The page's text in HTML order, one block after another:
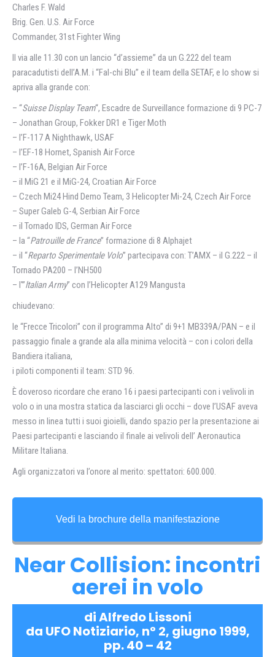
Charles F. Wald
Brig. Gen. U.S. Air Force
Commander, 31st Fighter Wing
Il via alle 11.30 con un lancio “d’assieme” da un G.222 del team
paracadutisti dell’A.M. i “Fal-chi Blu” e il team della SETAF, e lo show si
apriva alla grande con:
– “Suisse Display Team“, Escadre de Surveillance formazione di 9 PC-7
– Jonathan Group, Fokker DR1 e Tiger Moth
– l’F-117 A Nighthawk, USAF
– l’EF-18 Hornet, Spanish Air Force
– l’F-16A, Belgian Air Force
– il MiG 21 e il MiG-24, Croatian Air Force
– Czech Mi24 Hind Demo Team, 3 Helicopter Mi-24, Czech Air Force
– Super Galeb G-4, Serbian Air Force
– il Tornado IDS, German Air Force
– la “Patrouille de France” formazione di 8 Alphajet
– il “Reparto Sperimentale Volo” partecipava con: T’AMX – il G.222 – il
Tornado PA200 – l’NH500
– l'”ltalian Army” con I’Helicopter A129 Mangusta
chiudevano:
le “Frecce Tricolori” con il programma Alto” di 9+1 MB339A/PAN – e il
passaggio finale a grande ala alla minima velocità – con i colori della
Bandiera italiana,
i piloti componenti il team: STD 96.
È doveroso ricordare che erano 16 i paesi partecipanti con i velivoli in
volo o in una mostra statica da lasciarci gli occhi – dove l’USAF aveva
messo in linea tutti i suoi gioielli, dando spazio per la presentazione ai
Paesi partecipanti e lasciando il finale ai velivoli dell’ Aeronautica
Militare Italiana.
Agli organizzatori va l’onore al merito: spettatori: 600.000.
Vedi la brochure della manifestazione
Near Collision: incontri
aerei in volo
di Alfredo Lissoni
da UFO Notiziario, n° 2, giugno 1999,
pp. 40 – 42